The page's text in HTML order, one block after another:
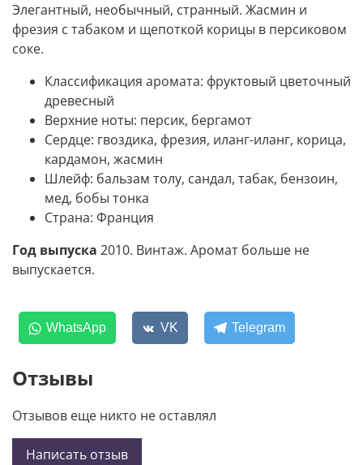
Элегантный, необычный, странный. Жасмин и
фрезия с табаком и щепоткой корицы в персиковом
соке.
Классификация аромата: фруктовый цветочный
древесный
Верхние ноты: персик, бергамот
Сердце: гвоздика, фрезия, иланг-иланг, корица,
кардамон, жасмин
Шлейф: бальзам толу, сандал, табак, бензоин,
мед, бобы тонка
Страна: Франция
Год выпуска 2010. Винтаж. Аромат больше не
выпускается.
WhatsApp VK Telegram
Отзывы
Отзывов еще никто не оставлял
Написать отзыв